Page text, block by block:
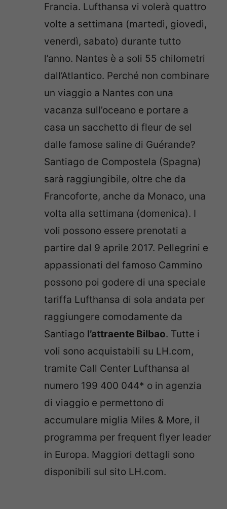
Francia. Lufthansa vi volerà quattro
volte a settimana (martedì, giovedì,
venerdì, sabato) durante tutto
l’anno. Nantes è a soli 55 chilometri
dall’Atlantico. Perché non combinare
un viaggio a Nantes con una
vacanza sull’oceano e portare a
casa un sacchetto di fleur de sel
dalle famose saline di Guérande?
Santiago de Compostela (Spagna)
sarà raggiungibile, oltre che da
Francoforte, anche da Monaco, una
volta alla settimana (domenica). I
voli possono essere prenotati a
partire dal 9 aprile 2017. Pellegrini e
appassionati del famoso Cammino
possono poi godere di una speciale
tariffa Lufthansa di sola andata per
raggiungere comodamente da
Santiago l’attraente Bilbao. Tutte i
voli sono acquistabili su LH.com,
tramite Call Center Lufthansa al
numero 199 400 044* o in agenzia
di viaggio e permettono di
accumulare miglia Miles & More, il
programma per frequent flyer leader
in Europa. Maggiori dettagli sono
disponibili sul sito LH.com.